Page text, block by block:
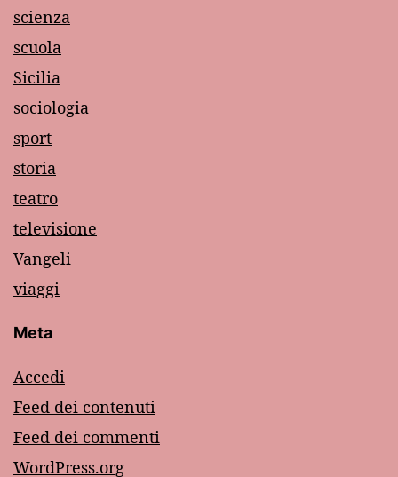
scienza
scuola
Sicilia
sociologia
sport
storia
teatro
televisione
Vangeli
viaggi
Meta
Accedi
Feed dei contenuti
Feed dei commenti
WordPress.org